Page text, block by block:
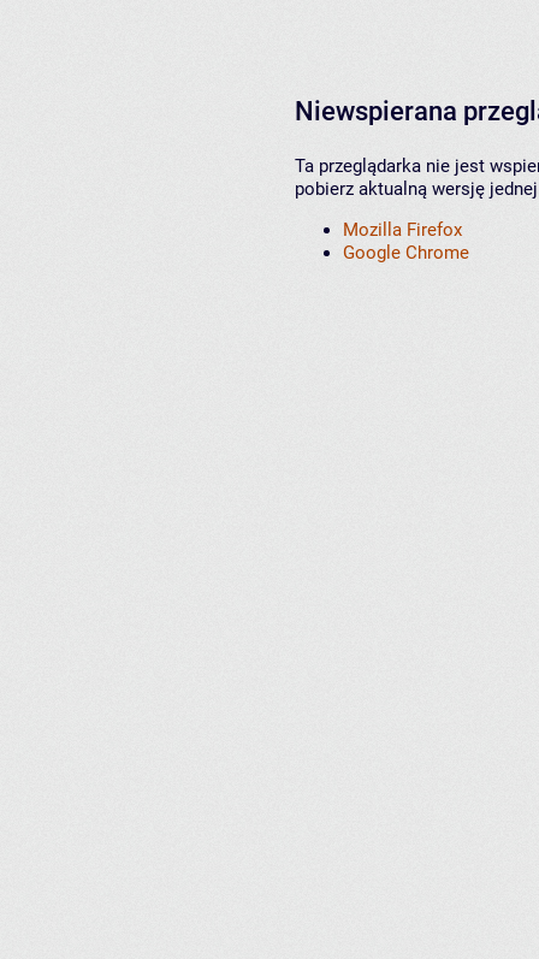
Niewspierana
Ta przeglądarka nie jest
pobierz aktualną wersję
Mozilla Firefox
Google Chrome